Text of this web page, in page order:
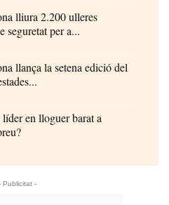
lliura 2.200 ulleres
seguretat per a...
llança la setena edició del
en lloguer barat a
Publicitat -